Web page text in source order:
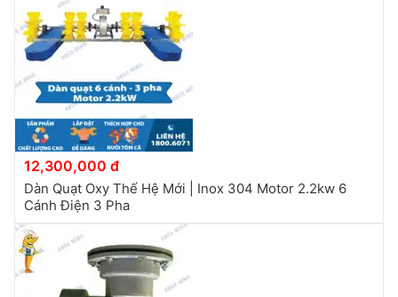
12,300,000 đ
Dàn Quạt Oxy Thế Hệ Mới | Inox 304 Motor 2.2kw 6
Cánh Điện 3 Pha